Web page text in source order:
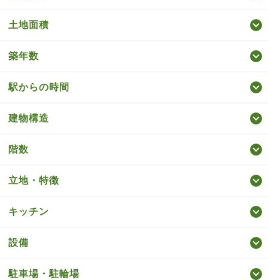
土地面積
築年数
駅からの時間
建物構造
階数
立地・特徴
キッチン
設備
駐車場・駐輪場